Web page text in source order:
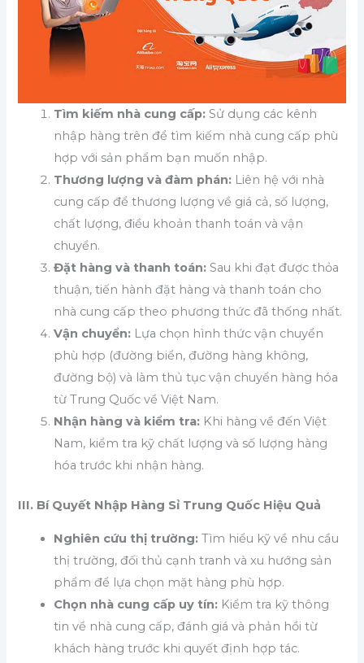
Tìm kiếm nhà cung cấp: Sử dụng các kênh
nhập hàng trên để tìm kiếm nhà cung cấp phù
hợp với sản phẩm bạn muốn nhập.
Thương lượng và đàm phán: Liên hệ với nhà
cung cấp để thương lượng về giá cả, số lượng,
chất lượng, điều khoản thanh toán và vận
chuyển.
Đặt hàng và thanh toán: Sau khi đạt được thỏa
thuận, tiến hành đặt hàng và thanh toán cho
nhà cung cấp theo phương thức đã thống nhất.
Vận chuyển: Lựa chọn hình thức vận chuyển
phù hợp (đường biển, đường hàng không,
đường bộ) và làm thủ tục vận chuyển hàng hóa
từ Trung Quốc về Việt Nam.
Nhận hàng và kiểm tra: Khi hàng về đến Việt
Nam, kiểm tra kỹ chất lượng và số lượng hàng
hóa trước khi nhận hàng.
III. Bí Quyết Nhập Hàng Sỉ Trung Quốc Hiệu Quả
Nghiên cứu thị trường: Tìm hiểu kỹ về nhu cầu
thị trường, đối thủ cạnh tranh và xu hướng sản
phẩm để lựa chọn mặt hàng phù hợp.
Chọn nhà cung cấp uy tín: Kiểm tra kỹ thông
tin về nhà cung cấp, đánh giá và phản hồi từ
khách hàng trước khi quyết định hợp tác.